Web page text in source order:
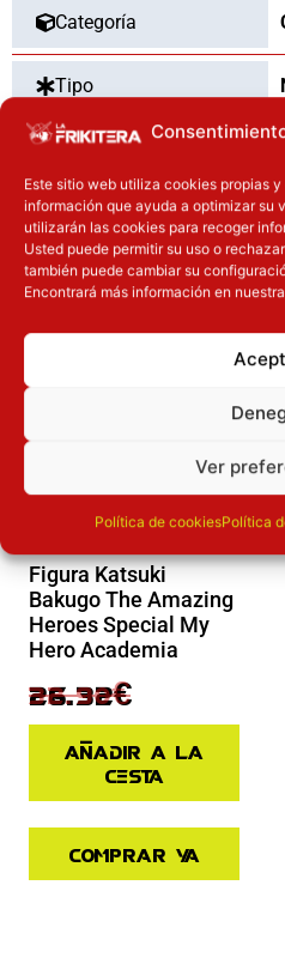
Este sitio web utiliza cookies propias
información que ayuda a optimizar su
utilizarán las cookies para recoger
Usted puede permitir su uso o
también puede cambiar su
Encontrará más información en
Ver
Política de cookiesPolítica
Categoría
Tipo
OTROS
Figura Katsuki
Bakugo The Amazing
Heroes Special My
Hero Academia
32.90€
El precio original era: 32.90€.
26.32€
El precio actual es: 26.32€.
Añadir a la
cesta
Comprar ya